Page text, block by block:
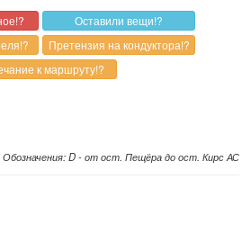
Обозначения: D - от ост. Пещёра до ост. Кирс АС